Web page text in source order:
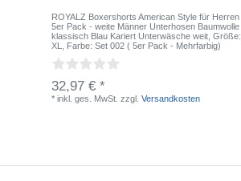
ROYALZ Boxershorts American Style für Herren
5er Pack - weite Männer Unterhosen Baumwolle
klassisch Blau Kariert Unterwäsche weit , Größe:
XL
, Farbe: Set 002 ( 5er Pack - Mehrfarbig)
32,97 € *
*inkl. ges. MwSt. zzgl.Versandkosten